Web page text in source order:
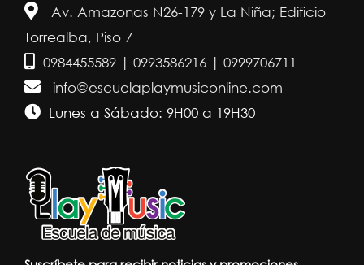
Av. Amazonas N26-179 y La Niña; Edificio
Torrealba, Piso 7
0984455589 | 0993586216 | 0999706711
info@escuelaplaymusiconline.com
Lunes a Sábado: 9H00 a 19H30